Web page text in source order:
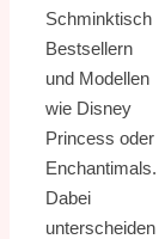
Schminktisch
Bestsellern
und Modellen
wie Disney
Princess oder
Enchantimals.
Dabei
unterscheiden